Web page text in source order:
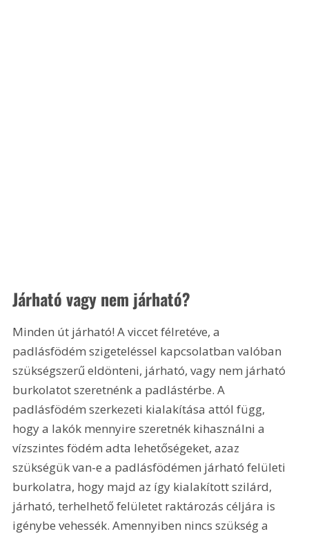
Járható vagy nem járható?
Minden út járható! A viccet félretéve, a
padlásfödém szigeteléssel kapcsolatban valóban
szükségszerű eldönteni, járható, vagy nem járható
burkolatot szeretnénk a padlástérbe. A
padlásfödém szerkezeti kialakítása attól függ,
hogy a lakók mennyire szeretnék kihasználni a
vízszintes födém adta lehetőségeket, azaz
szükségük van-e a padlásfödémen járható felületi
burkolatra, hogy majd az így kialakított szilárd,
járható, terhelhető felületet raktározás céljára is
igénybe vehessék. Amennyiben nincs szükség a